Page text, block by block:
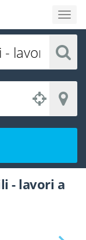
- lavori a